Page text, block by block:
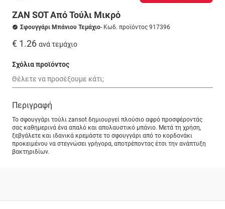
ZAN SOT Από Τούλι Μικρό
Σφουγγάρι Μπάνιου Τεμάχιο- Κωδ. προϊόντος 917396
€ 1.26 ανά τεμάχιο
Σχόλια προϊόντος
Περιγραφή
Το σφουγγάρι τούλι zansot δημιουργεί πλούσιο αφρό προσφέροντάς
σας καθημερινά ένα απαλό και απολαυστικό μπάνιο. Μετά τη χρήση,
ξεβγάλετε και ιδανικά κρεμάστε το σφουγγάρι από το κορδονάκι
προκειμένου να στεγνώσει γρήγορα, αποτρέποντας έτσι την ανάπτυξη
βακτηριδίων.